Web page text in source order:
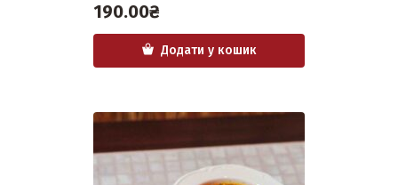
190.00₴
Додати у кошик